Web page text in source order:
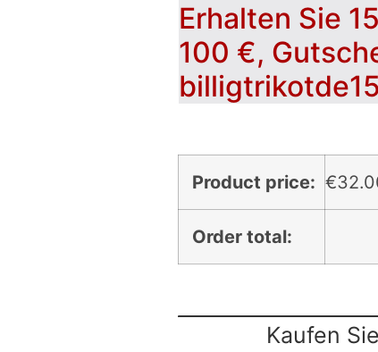
Erhalten Sie
100 €,
billigtrikotde15
Product price: €
Order total:
Kaufen